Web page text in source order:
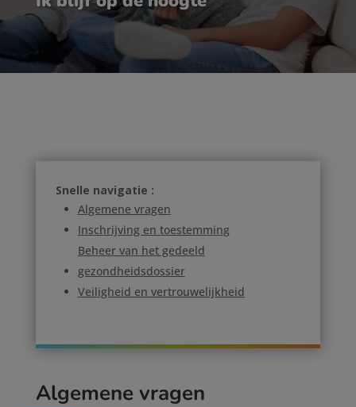
Snelle navigatie :
Algemene vragen
Inschrijving en toestemming
Beheer van het gedeeld
gezondheidsdossier
Veiligheid en vertrouwelijkheid
Algemene vragen